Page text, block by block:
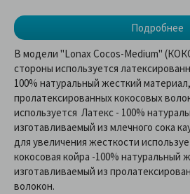
Подробнее
В модели "Lonax Cocos-Medium"
стороны используется
100% натуральный жесткий
пролатексированных кокосовых
используется Латекс - 100%
изготавливаемый из млечного сока
для увеличения жесткости
кокосовая койра -100% натуральный
изготавливаемый из
волокон.